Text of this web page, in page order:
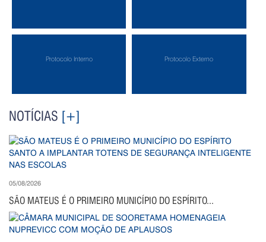
Protocolo Interno Protocolo Externo
NOTÍCIAS [+]
05/08/2026
SÃO MATEUS É O PRIMEIRO MUNICÍPIO DO ESPÍRITO...